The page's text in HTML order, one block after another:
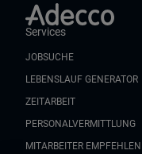
Services
JOBSUCHE
LEBENSLAUF GENERATOR
ZEITARBEIT
PERSONALVERMITTLUNG
MITARBEITER EMPFEHLEN